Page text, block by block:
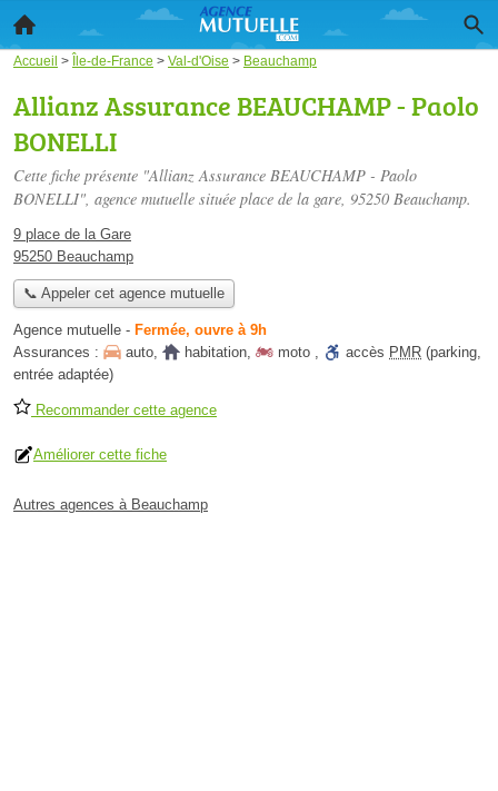
Accueil > Île-de-France > Val-d'Oise > Beauchamp
Allianz Assurance BEAUCHAMP - Paolo
BONELLI
Cette fiche présente "Allianz Assurance BEAUCHAMP - Paolo
BONELLI", agence mutuelle située place de la gare, 95250 Beauchamp.
9 place de la Gare
95250 Beauchamp
📞 Appeler cet agence mutuelle
Agence mutuelle - Fermée, ouvre à 9h
Assurances :
auto, habitation, moto , accès PMR (parking,
entrée adaptée)
Recommander cette agence
Améliorer cette fiche
Autres agences à Beauchamp